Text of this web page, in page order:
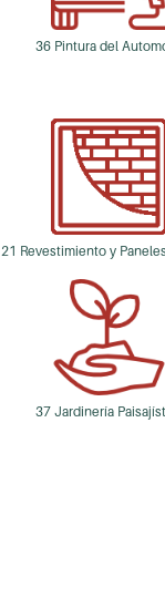
36 Pintura del
21 Revestimiento y
37 Jardinería